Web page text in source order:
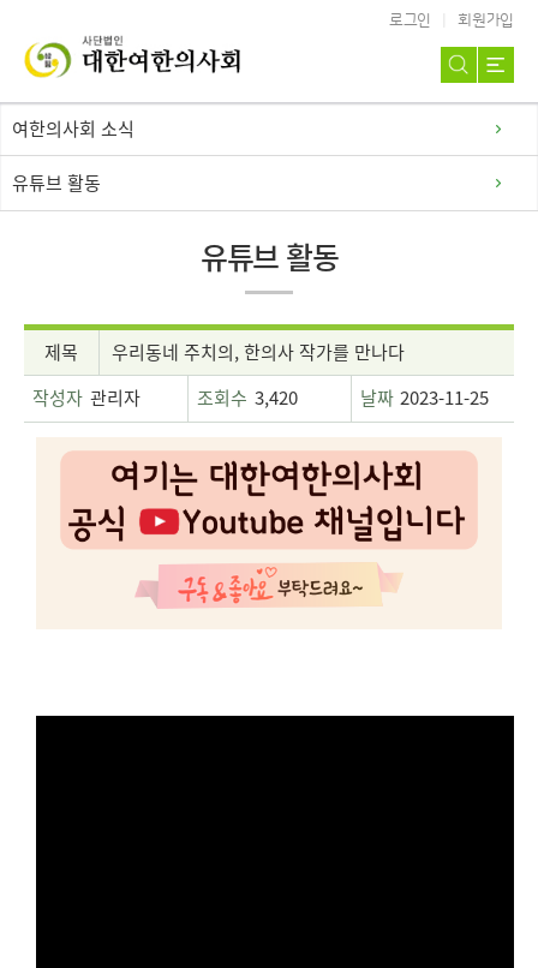
로그인 회원가입
여한의사회 소식
유튜브 활동
유튜브 활동
제목
우리동네 주치의, 한의사 작가를 만나다
작성자 관리자 조회수 3,420 날짜 2023-11-25